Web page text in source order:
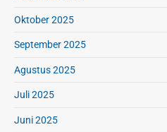
n
Oktober 2025
September 2025
Agustus 2025
Juli 2025
Juni 2025